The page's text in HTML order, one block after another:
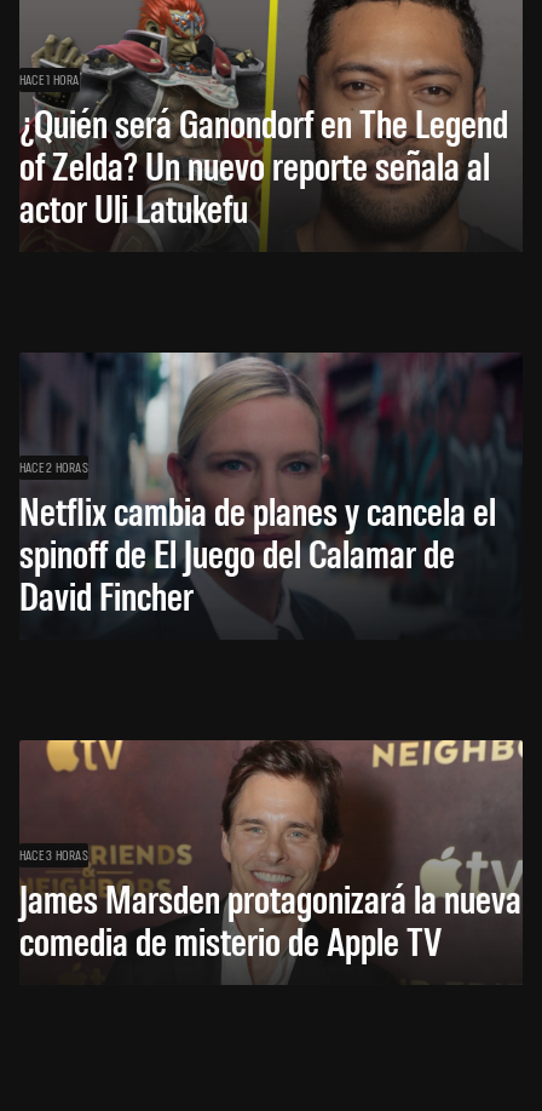
HACE 1 HORA
¿Quién será Ganondorf en The Legend
of Zelda? Un nuevo reporte señala al
actor Uli Latukefu
HACE 2 HORAS
Netflix cambia de planes y cancela el
spinoff de El Juego del Calamar de
David Fincher
HACE 3 HORAS
James Marsden protagonizará la nueva
comedia de misterio de Apple TV